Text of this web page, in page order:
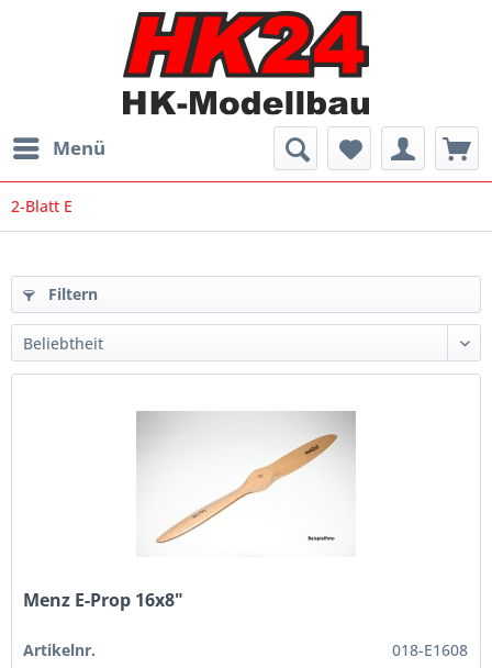
Menü
2-Blatt E
Filtern
Menz E-Prop 16x8"
Artikelnr. 018-E1608